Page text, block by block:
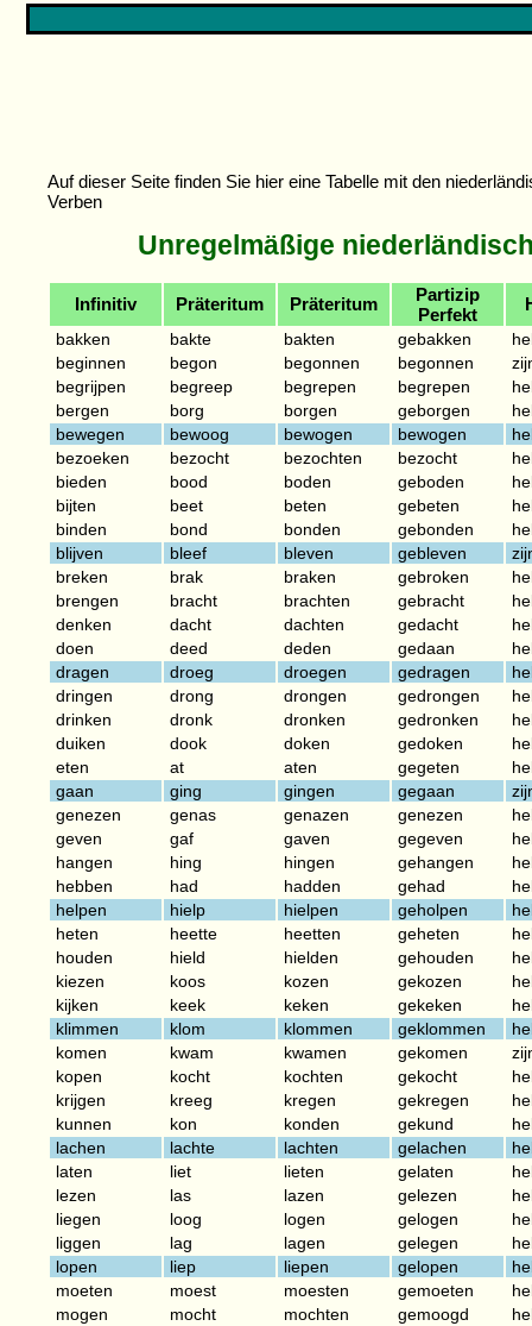
Auf dieser Seite finden Sie hier eine Tabelle mit den
Verben
Unregelmäßige
Infinitiv Präteritum Präteritum
Partizip
Perfekt
bakken bakte bakten gebakken
beginnen
begon begonnen begonnen
begrijpen
begreep begrepen begrepen
bergen
borg borgen geborgen
bewegen
bewoog bewogen bewogen
bezoeken
bezocht bezochten bezocht
bieden
bood boden geboden
bijten
beet beten gebeten
binden
bond bonden gebonden
blijven
bleef bleven gebleven
breken
brak braken gebroken
brengen
bracht brachten gebracht
denken
dacht dachten gedacht
doen
deed deden gedaan
dragen
droeg droegen gedragen
dringen
drong drongen gedrongen
drinken
dronk dronken gedronken
duiken
dook doken gedoken
eten
at aten gegeten
gaan
ging gingen gegaan
genezen
genas genazen genezen
geven
gaf gaven gegeven
hangen
hing hingen gehangen
hebben
had hadden gehad
helpen
hielp hielpen geholpen
heten
heette heetten geheten
houden
hield hielden gehouden
kiezen
koos kozen gekozen
kijken
keek keken gekeken
klimmen
klom klommen geklommen
komen
kwam kwamen gekomen
kopen
kocht kochten gekocht
krijgen
kreeg kregen gekregen
kunnen
kon konden gekund
lachen
lachte lachten gelachen
laten
liet lieten gelaten
lezen
las lazen gelezen
liegen
loog logen gelogen
liggen
lag lagen gelegen
lopen
liep liepen gelopen
moeten
moest moesten gemoeten
mogen
mocht mochten gemoogd